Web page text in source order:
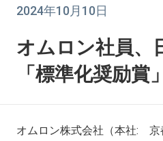
2024年10月10日
オムロン社員、
「標準化奨励賞
オムロン株式会社（本社: 京